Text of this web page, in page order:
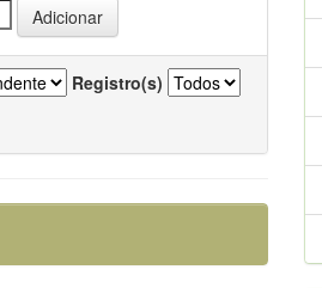
Registro(s)